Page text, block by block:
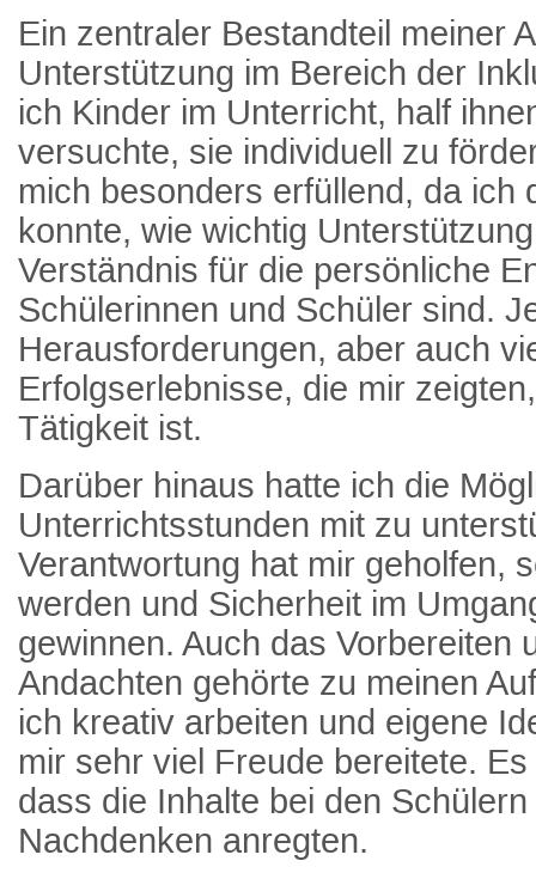
Ein zentraler Bestandteil meiner
Unterstützung im Bereich der
ich Kinder im Unterricht, half
versuchte, sie individuell zu
mich besonders erfüllend, da ich
konnte, wie wichtig
Verständnis für die persönliche
Schülerinnen und Schüler sind.
Herausforderungen, aber auch
Erfolgserlebnisse, die mir
Tätigkeit ist.
Darüber hinaus hatte ich die
Unterrichtsstunden mit zu
Verantwortung hat mir geholfen,
werden und Sicherheit im
gewinnen. Auch das Vorbereiten
Andachten gehörte zu meinen
ich kreativ arbeiten und eigene
mir sehr viel Freude bereitete.
dass die Inhalte bei den
Nachdenken anregten.